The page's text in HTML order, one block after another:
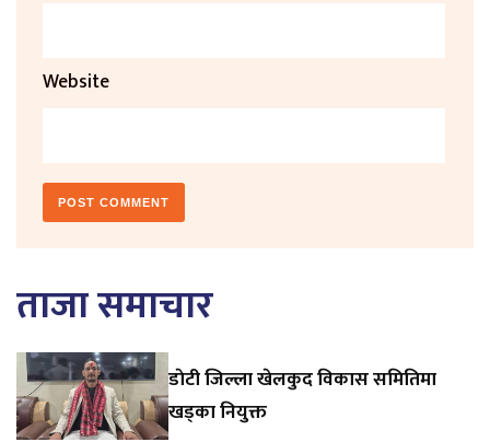
Website
ताजा समाचार
डाेटी जिल्ला खेलकुद विकास समितिमा
खड्का नियुक्त